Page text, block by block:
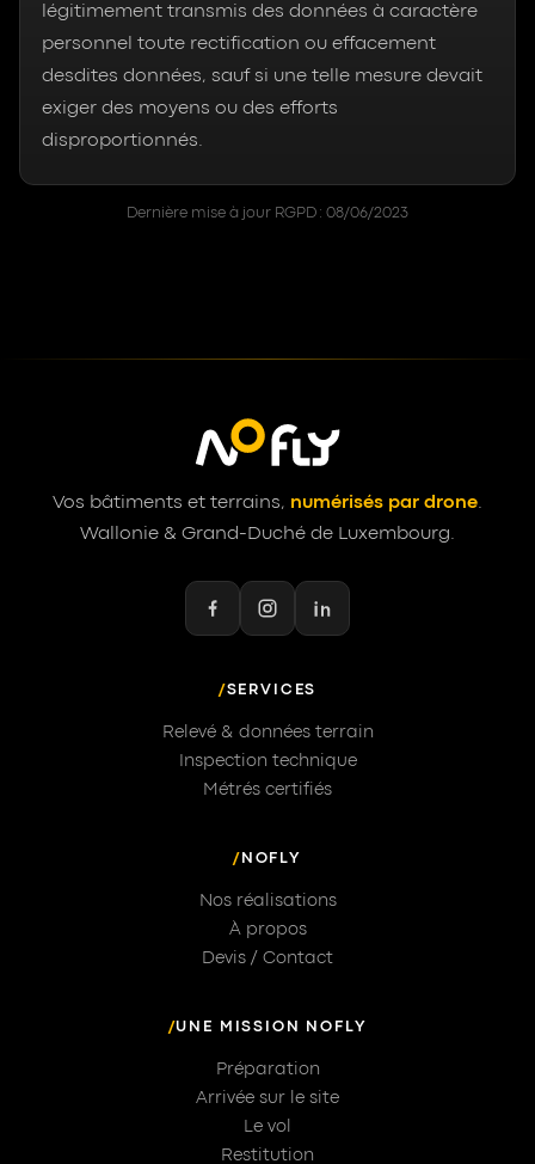
légitimement transmis des données à caractère
personnel toute rectification ou effacement
desdites données, sauf si une telle mesure devait
exiger des moyens ou des efforts
disproportionnés.
Dernière mise à jour RGPD : 08/06/2023
Vos bâtiments et terrains, numérisés par drone.
Wallonie & Grand-Duché de Luxembourg.
/SERVICES
Relevé & données terrain
Inspection technique
Métrés certifiés
/ NOFLY
Nos réalisations
À propos
Devis / Contact
/UNE MISSION NOFLY
Préparation
Arrivée sur le site
Le vol
Restitution